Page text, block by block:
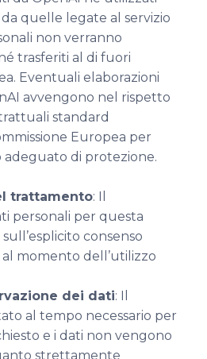
quelle legate al servizio
non verranno
trasferiti al di fuori
Eventuali elaborazioni
avvengono nel rispetto
standard
Europea per
di protezione.
trattamento: Il
personali per questa
consenso
momento dell’utilizzo
dei dati: Il
al tempo necessario per
e i dati non vengono
strettamente